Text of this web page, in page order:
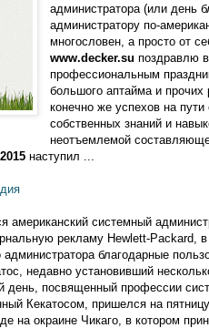
администратора (или день
администратору по-
многословен, а просто от
www.decker.su поздравлю
профессиональным
большого аптайма и
конечно же успехов на
собственных знаний и
неотъемлемой
наступил ...
американский системный
рекламу Hewlett-Packard, в
благодарные
недавно установивший
день, посвященный профессии
Кекатосом, пришелся на
на окраине Чикаго, в котором